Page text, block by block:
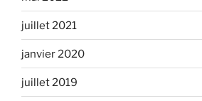
juillet 2021
janvier 2020
juillet 2019